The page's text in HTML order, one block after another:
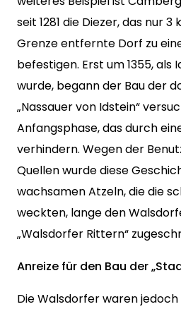
seit 1281 die Diezer, das nur
Grenze entfernte Dorf zu
befestigen. Erst um 1355, als
wurde, begann der Bau der
„Nassauer von Idstein“
Anfangsphase, das durch
verhindern. Wegen der
Quellen wurde diese
wachsamen Atzeln, die die
weckten, lange den
„Walsdorfer Rittern“
Anreize für den Bau der
Die Walsdorfer waren jedoch